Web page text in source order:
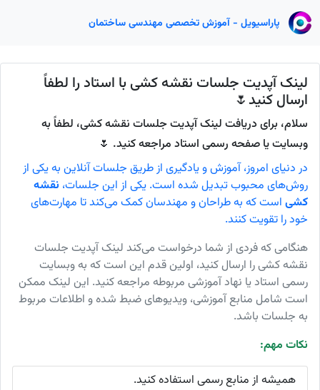
پاراسیویل - آموزش تخصصی مهندسی ساختمان
لینک آپدیت جلسات نقشه کشی با استاد را لطفاً
ارسال کنید🌷
سلام، برای دریافت لینک آپدیت جلسات نقشه کشی، لطفاً به
وبسایت یا صفحه رسمی استاد مراجعه کنید. 🌷
در دنیای امروز، آموزش و یادگیری از طریق جلسات آنلاین به یکی از
روش‌های محبوب تبدیل شده است. یکی از این جلسات، نقشه
کشی است که به طراحان و مهندسان کمک می‌کند تا مهارت‌های
خود را تقویت کنند.
هنگامی که فردی از شما درخواست می‌کند لینک آپدیت جلسات
نقشه کشی را ارسال کنید، اولین قدم این است که به وبسایت
رسمی استاد یا نهاد آموزشی مربوطه مراجعه کنید. این لینک ممکن
است شامل منابع آموزشی، ویدیوهای ضبط شده و اطلاعات مربوط
به جلسات باشد.
نکات مهم:
همیشه از منابع رسمی استفاده کنید.